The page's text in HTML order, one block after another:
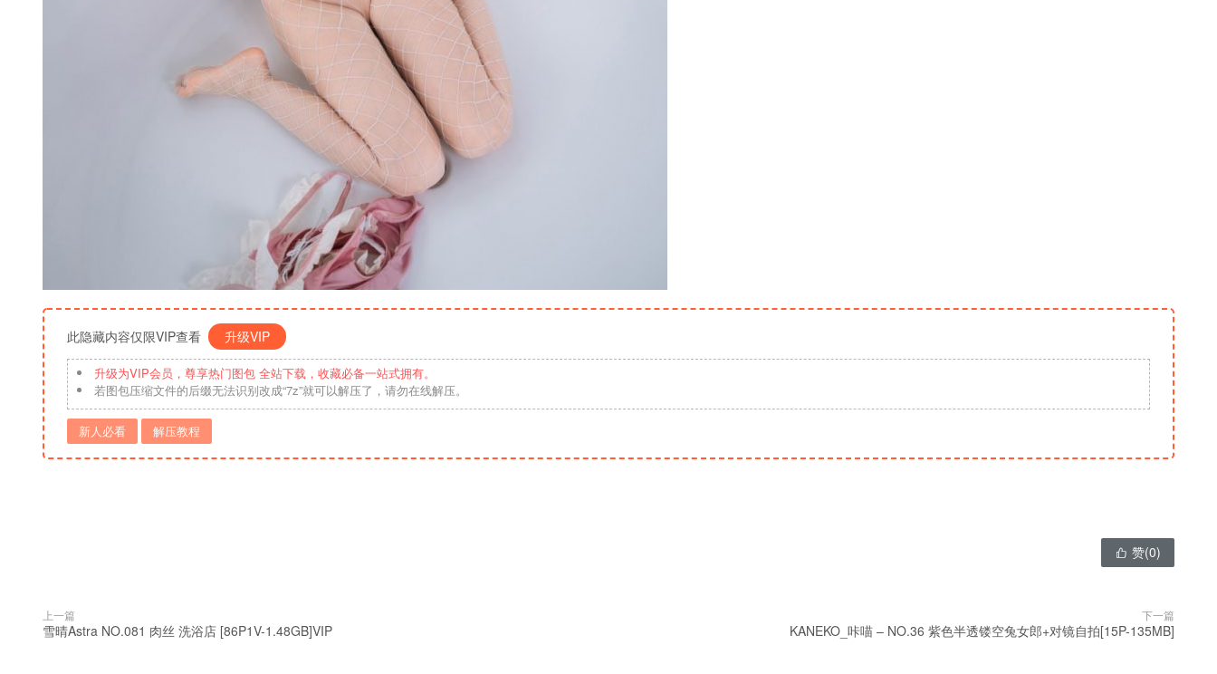
此隐藏内容仅限VIP查看 升级VIP
升级为VIP会员，尊享热门图包 全站下载，收藏必备一站式拥有。
若图包压缩文件的后缀无法识别改成“7z”就可以解压了，请勿在线解压。
新人必看 解压教程
 赞(0)
上一篇
雪晴Astra NO.081 肉丝 洗浴店 [86P1V-1.48GB]VIP
下一篇
KANEKO_咔喵 – NO.36 紫色半透镂空兔女郎+对镜自拍[15P-135MB]